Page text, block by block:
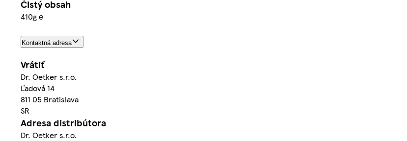
Čistý obsah
410g ℮
Kontaktná adresa
Vrátiť
Dr. Oetker s.r.o.
Ľadová 14
811 05 Bratislava
SR
Adresa distribútora
Dr. Oetker s.r.o.